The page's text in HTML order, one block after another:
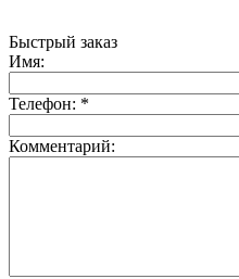
Быстрый заказ
Имя:
Телефон: *
Комментарий: